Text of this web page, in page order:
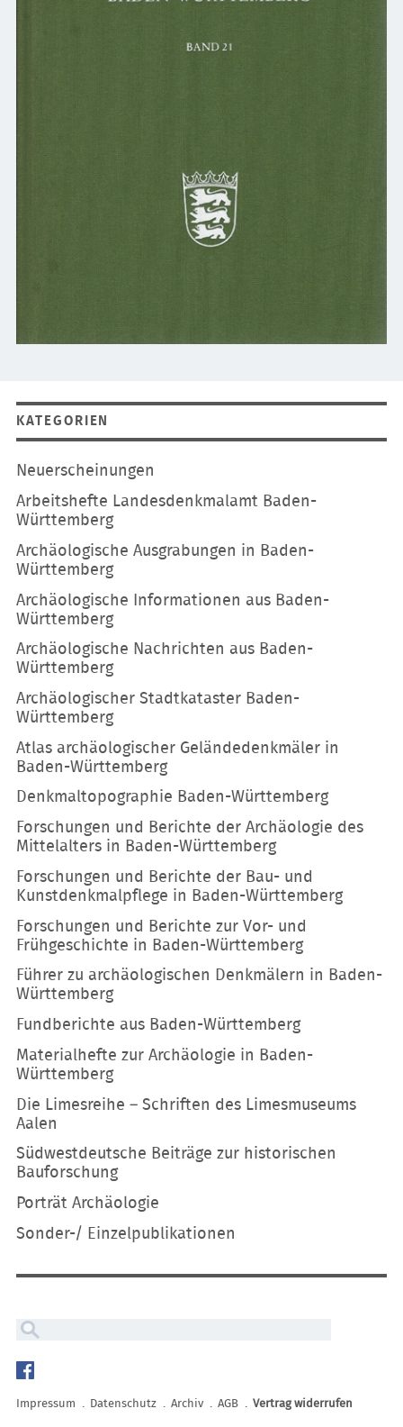
KATEGORIEN
Navigation
Neuerscheinungen
Arbeitshefte Landesdenkmalamt Baden-
Württemberg
Archäologische Ausgrabungen in Baden-
Württemberg
Archäologische Informationen aus Baden-
Württemberg
Archäologische Nachrichten aus Baden-
Württemberg
Archäologischer Stadtkataster Baden-
Württemberg
Atlas archäologischer Geländedenkmäler in
Baden-Württemberg
Denkmaltopographie Baden-Württemberg
Forschungen und Berichte der Archäologie des
Mittelalters in Baden-Württemberg
Forschungen und Berichte der Bau- und
Kunstdenkmalpflege in Baden-Württemberg
Forschungen und Berichte zur Vor- und
Frühgeschichte in Baden-Württemberg
Führer zu archäologischen Denkmälern in Baden-
Württemberg
Fundberichte aus Baden-Württemberg
Materialhefte zur Archäologie in Baden-
Württemberg
Die Limesreihe – Schriften des Limesmuseums
Aalen
Südwestdeutsche Beiträge zur historischen
Bauforschung
Porträt Archäologie
Sonder-/ Einzelpublikationen
Navigation
überspringen
Impressum Datenschutz Archiv AGB Vertrag widerrufen